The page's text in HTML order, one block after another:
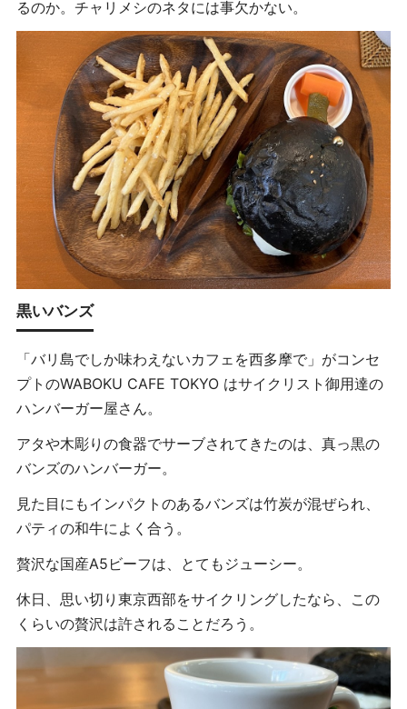
るのか。チャリメシのネタには事欠かない。
黒いバンズ
「バリ島でしか味わえないカフェを西多摩で」がコンセ
プトのWABOKU CAFE TOKYO はサイクリスト御用達の
ハンバーガー屋さん。
アタや木彫りの食器でサーブされてきたのは、真っ黒の
バンズのハンバーガー。
見た目にもインパクトのあるバンズは竹炭が混ぜられ、
パティの和牛によく合う。
贅沢な国産A5ビーフは、とてもジューシー。
休日、思い切り東京西部をサイクリングしたなら、この
くらいの贅沢は許されることだろう。